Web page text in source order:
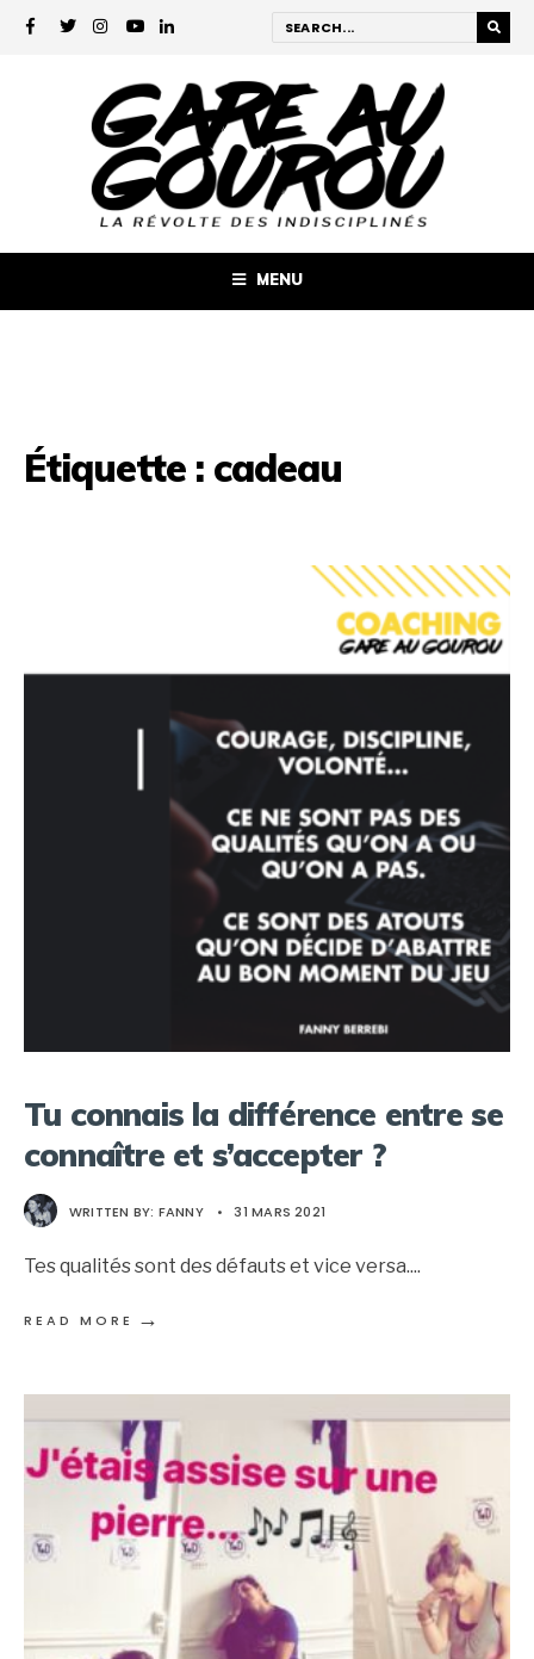
MENU
Étiquette : cadeau
Tu connais la différence entre se
connaître et s’accepter ?
WRITTEN BY: FANNY • 31 MARS 2021
Tes qualités sont des défauts et vice versa....
READ MORE →